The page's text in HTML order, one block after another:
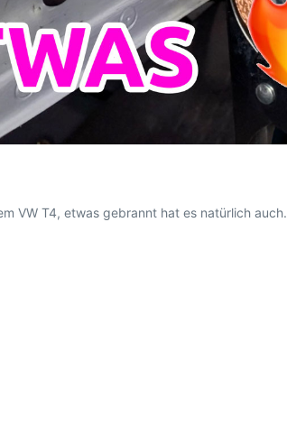
VW T4, etwas gebrannt hat es natürlich auch.